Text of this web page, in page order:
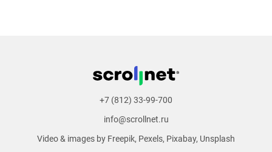
+7 (812) 33-99-700
info@scrollnet.ru
Video & images by Freepik, Pexels, Pixabay, Unsplash